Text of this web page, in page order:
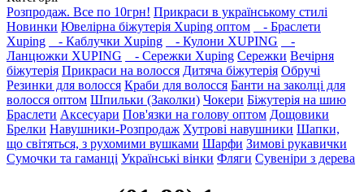
Розпродаж. Все по 10грн! Прикраси в українському стилі
Новинки Ювелірна біжутерія Xuping оптом
- Браслети
Xuping
- Каблучки Xuping - Кулони XUPING
-
Ланцюжки XUPING
- Сережки Xuping Сережки Вечірня
біжутерія Прикраси на волосся Дитяча біжутерія Обручі
Резинки для волосся Краби для волосся Банти на заколці для
волосся оптом Шпильки (Заколки) Чокери Біжутерія на шию
Браслети Аксесуари Пов'язки на голову оптом Дощовики
Брелки Навушники-Розпродаж Хутрові навушники Шапки,
що світяться, з рухомими вушками Шарфи Зимові рукавички
Сумочки та гаманці Українські вінки Фляги Сувеніри з дерева